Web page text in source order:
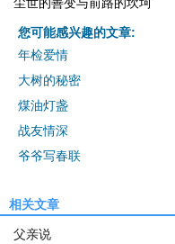
您可能感兴趣的文章:
年检爱情
大树的秘密
煤油灯盏
战友情深
爷爷写春联
相关文章
父亲说